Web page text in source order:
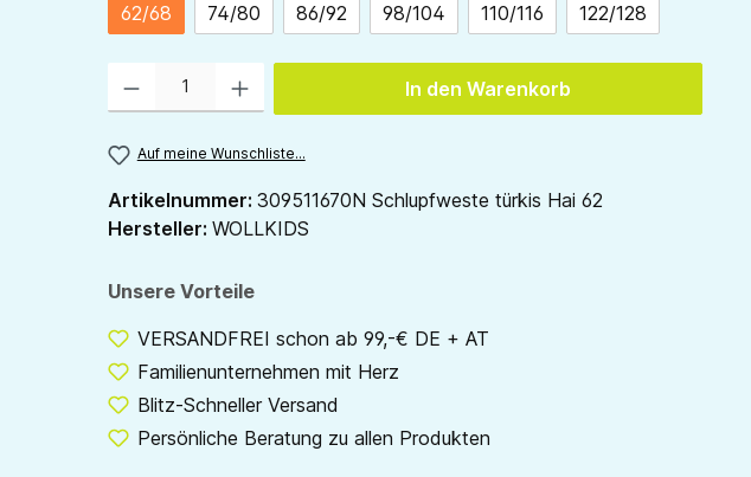
62/68
74/80 86/92 98/104 110/116 122/128
In den Warenkorb
Auf meine Wunschliste...
Artikelnummer: 309511670N Schlupfweste türkis Hai 62
Hersteller: WOLLKIDS
Unsere Vorteile
VERSANDFREI schon ab 99,-€ DE + AT
Familienunternehmen mit Herz
Blitz-Schneller Versand
Persönliche Beratung zu allen Produkten